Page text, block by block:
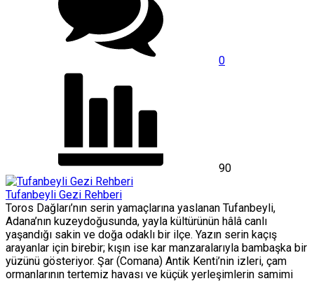
0
90
Tufanbeyli Gezi Rehberi
Toros Dağları’nın serin yamaçlarına yaslanan Tufanbeyli,
Adana’nın kuzeydoğusunda, yayla kültürünün hâlâ canlı
yaşandığı sakin ve doğa odaklı bir ilçe. Yazın serin kaçış
arayanlar için birebir; kışın ise kar manzaralarıyla bambaşka bir
yüzünü gösteriyor. Şar (Comana) Antik Kenti’nin izleri, çam
ormanlarının tertemiz havası ve küçük yerleşimlerin samimi